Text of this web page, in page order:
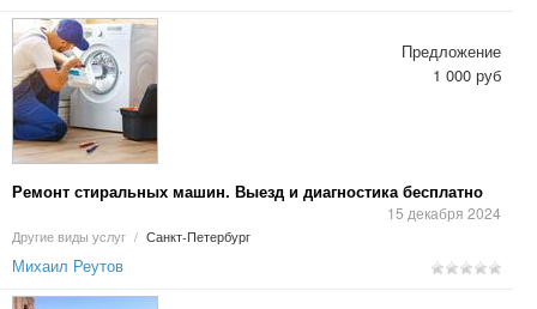
Ремонт стиральных машин. Выезд и диагностика бесплатно
15 декабря 2024
Другие виды услуг / Санкт-Петербург
Предложение
1 000 руб
Михаил Реутов